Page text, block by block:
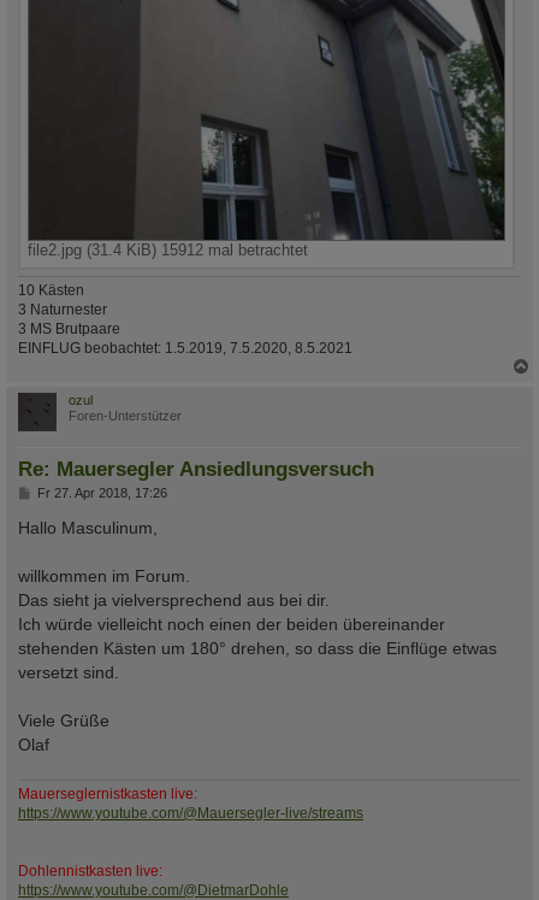
file2.jpg (31.4 KiB) 15912 mal betrachtet
10 Kästen
3 Naturnester
3 MS Brutpaare
EINFLUG beobachtet: 1.5.2019, 7.5.2020, 8.5.2021
ozul
Foren-Unterstützer
Re: Mauersegler Ansiedlungsversuch
B
i
a
g
Fr 27. Apr 2018, 17:26
Hallo Masculinum,
willkommen im Forum.
Das sieht ja vielversprechend aus bei dir.
Ich würde vielleicht noch einen der beiden übereinander
stehenden Kästen um 180° drehen, so dass die Einflüge etwas
versetzt sind.
Viele Grüße
Olaf
Mauerseglernistkasten live:
https://www.youtube.com/@Mauersegler-live/streams
Dohlennistkasten live:
https://www.youtube.com/@DietmarDohle